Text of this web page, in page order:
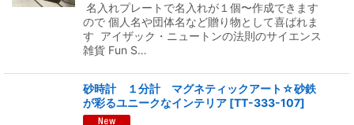
名入れプレートで名入れが１個〜作成できます
ので 個人名や団体名など贈り物として喜ばれま
す アイザック・ニュートンの法則のサイエンス
雑貨 Fun S…
砂時計 １分計 マグネティックアート☆砂鉄
が彩るユニークなインテリア [TT-333-107]